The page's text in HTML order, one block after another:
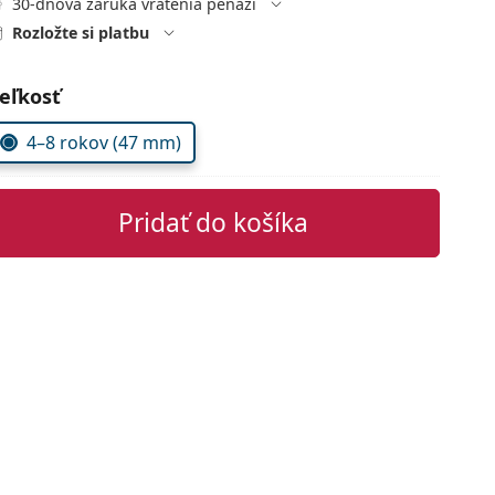
Rozložte si platbu
parametre
4–8 rokov (47 mm)
Pridať do košíka